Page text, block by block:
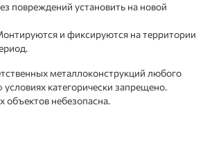
повреждений установить на новой
и фиксируются на территории
металлоконструкций любого
условиях категорически запрещено.
объектов небезопасна.